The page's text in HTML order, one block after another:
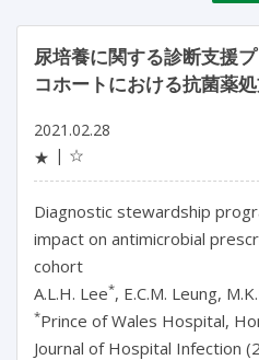
尿培養に関する診断支援
コホートにおける抗菌薬
2021.02.28
★
☆
Diagnostic stewardship
impact on antimicrobial
cohort
A.L.H. Lee*, E.C.M. Leung,
*Prince of Wales Hospital,
Journal of Hospital Infection